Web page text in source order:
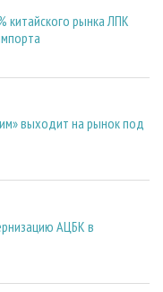
китайского рынка ЛПК
выходит на рынок под
АЦБК в